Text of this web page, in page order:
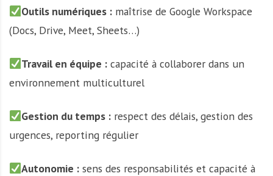
Outils numériques : maîtrise de Google Workspace
(Docs, Drive, Meet, Sheets…)
Travail en équipe : capacité à collaborer dans un
environnement multiculturel
Gestion du temps : respect des délais, gestion des
urgences, reporting régulier
Autonomie : sens des responsabilités et capacité à